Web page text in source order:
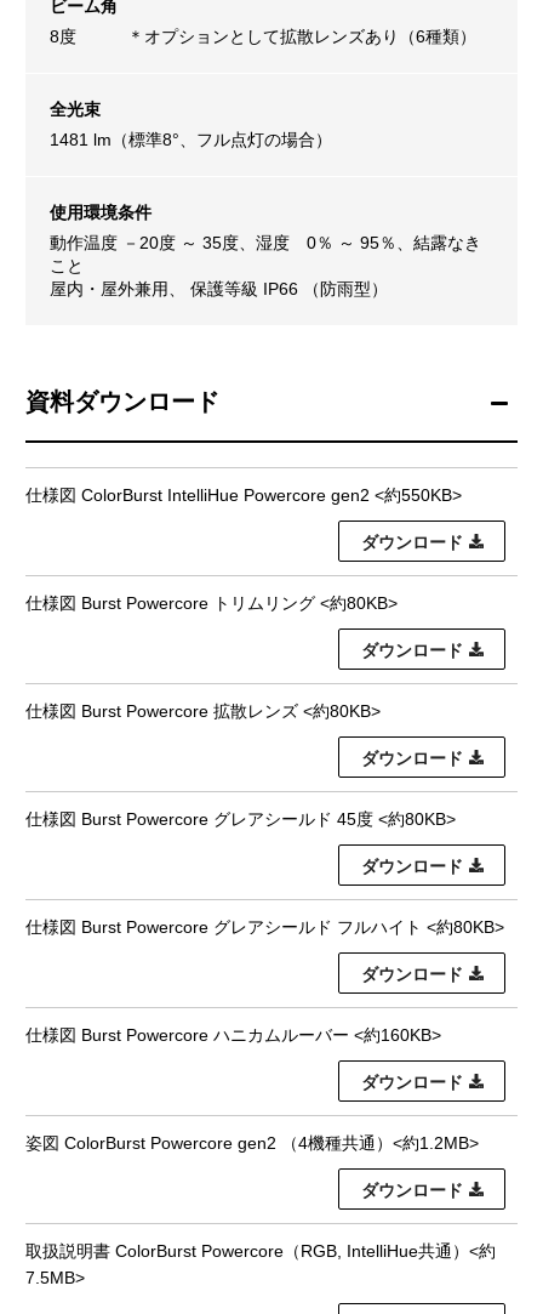
ビーム角
8度 ＊オプションとして拡散レンズあり（6種類）
全光束
1481 lm（標準8°、フル点灯の場合）
使用環境条件
動作温度 －20度 ～ 35度、湿度 0％ ～ 95％、結露なき
こと
屋内・屋外兼用、 保護等級 IP66 （防雨型）
資料ダウンロード
仕様図 ColorBurst IntelliHue Powercore gen2 <約550KB>
ダウンロード
仕様図 Burst Powercore トリムリング <約80KB>
ダウンロード
仕様図 Burst Powercore 拡散レンズ <約80KB>
ダウンロード
仕様図 Burst Powercore グレアシールド 45度 <約80KB>
ダウンロード
仕様図 Burst Powercore グレアシールド フルハイト <約80KB>
ダウンロード
仕様図 Burst Powercore ハニカムルーバー <約160KB>
ダウンロード
姿図 ColorBurst Powercore gen2 （4機種共通）<約1.2MB>
ダウンロード
取扱説明書 ColorBurst Powercore（RGB, IntelliHue共通）<約
7.5MB>